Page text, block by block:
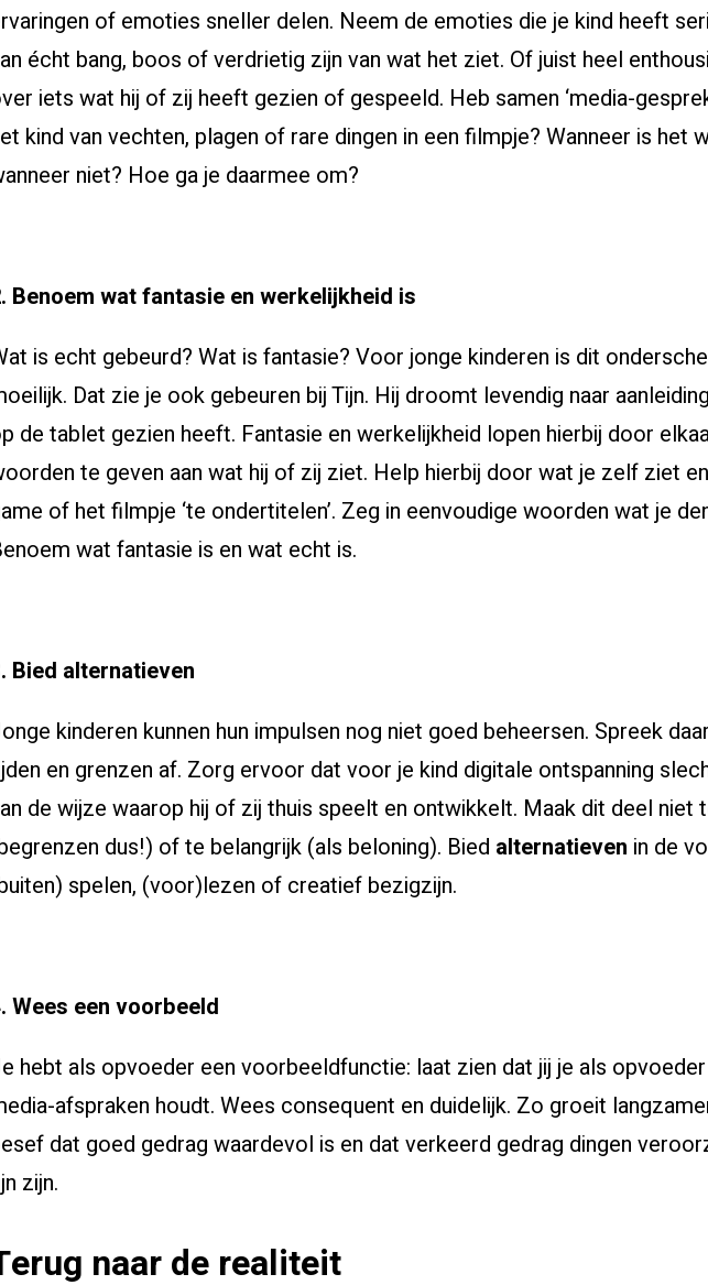
of emoties sneller delen. Neem de emoties die je kind heeft
écht bang, boos of verdrietig zijn van wat het ziet. Of juist heel
iets wat hij of zij heeft gezien of gespeeld. Heb samen ‘media-
kind van vechten, plagen of rare dingen in een filmpje? Wanneer is het
niet? Hoe ga je daarmee om?
Benoem wat fantasie en werkelijkheid is
is echt gebeurd? Wat is fantasie? Voor jonge kinderen is dit
Dat zie je ook gebeuren bij Tijn. Hij droomt levendig naar
de tablet gezien heeft. Fantasie en werkelijkheid lopen hierbij door
te geven aan wat hij of zij ziet. Help hierbij door wat je zelf ziet
of het filmpje ‘te ondertitelen’. Zeg in eenvoudige woorden wat je
wat fantasie is en wat echt is.
Bied alternatieven
kinderen kunnen hun impulsen nog niet goed beheersen. Spreek
en grenzen af. Zorg ervoor dat voor je kind digitale ontspanning
de wijze waarop hij of zij thuis speelt en ontwikkelt. Maak dit deel niet
dus!) of te belangrijk (als beloning). Bied alternatieven in de
spelen, (voor)lezen of creatief bezigzijn.
Wees een voorbeeld
hebt als opvoeder een voorbeeldfunctie: laat zien dat jij je als
afspraken houdt. Wees consequent en duidelijk. Zo groeit
dat goed gedrag waardevol is en dat verkeerd gedrag dingen
zijn.
naar de realiteit